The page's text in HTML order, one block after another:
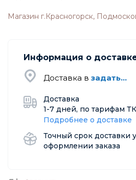
Магазин г.Красногорск,
Информация о
Доставка в задать...
Доставка
1-7 дней, по тарифам ТК
Подробнее о доставке
Точный срок доставки
оформлении заказа